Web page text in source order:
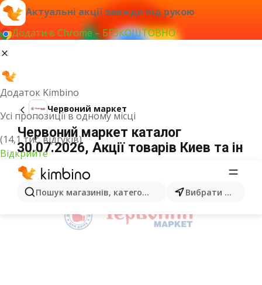
Актуальні акції завжди під рукою
Додати в Chrome – БЕЗКОШТОВНО
Додаток Kimbino
Усі пропозиції в одному місці
(14,1 тис. відгуків)
Відкрийте
Пошук магазинів, категорій, товарів... Вибрати місто
Червоний маркет
Червоний маркет каталог
30.07.2026, Акції товарів Киев та ін